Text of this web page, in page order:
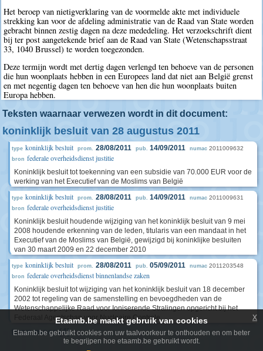
Het beroep van nietigverklaring van de voormelde akte met individuele
strekking kan voor de afdeling administratie van de Raad van State worden
gebracht binnen zestig dagen na deze mededeling. Het verzoekschrift dient
bij ter post aangetekende brief aan de Raad van State (Wetenschapsstraat
33, 1040 Brussel) te worden toegezonden.
Deze termijn wordt met dertig dagen verlengd ten behoeve van de personen
die hun woonplaats hebben in een Europees land dat niet aan België grenst
en met negentig dagen ten behoeve van hen die hun woonplaats buiten
Europa hebben.
Teksten waarnaar verwezen wordt in dit document:
koninklijk besluit van 28 augustus 2011
type koninklijk besluit prom. 28/08/2011 pub. 14/09/2011 numac 2011009632
bron federale overheidsdienst justitie
Koninklijk besluit tot toekenning van een subsidie van 70.000 EUR voor de
werking van het Executief van de Moslims van België
type koninklijk besluit prom. 28/08/2011 pub. 14/09/2011 numac 2011009631
bron federale overheidsdienst justitie
Koninklijk besluit houdende wijziging van het koninklijk besluit van 9 mei
2008 houdende erkenning van de leden, titularis van een mandaat in het
Executief van de Moslims van België, gewijzigd bij koninklijke besluiten
van 30 maart 2009 en 22 december 2010
type koninklijk besluit prom. 28/08/2011 pub. 05/09/2011 numac 2011203548
bron federale overheidsdienst binnenlandse zaken
Koninklijk besluit tot wijziging van het koninklijk besluit van 18 december
2002 tot regeling van de samenstelling en bevoegdheden van de
Wetenschappelijke Raad voor Ioniserende Stralingen opgericht bij het
Federaal Agentschap voor Nucleaire Controle
toon meer (4)
Etaamb.be maakt gebruik van cookies
Etaamb.be gebruikt cookies om uw taalvoorkeur te onthouden en om beter
te begrijpen hoe etaamb.be gebruikt wordt.
x